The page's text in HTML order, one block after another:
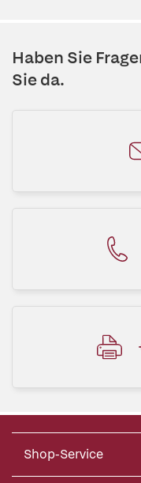
Haben Sie
Sie da.
Shop-Service